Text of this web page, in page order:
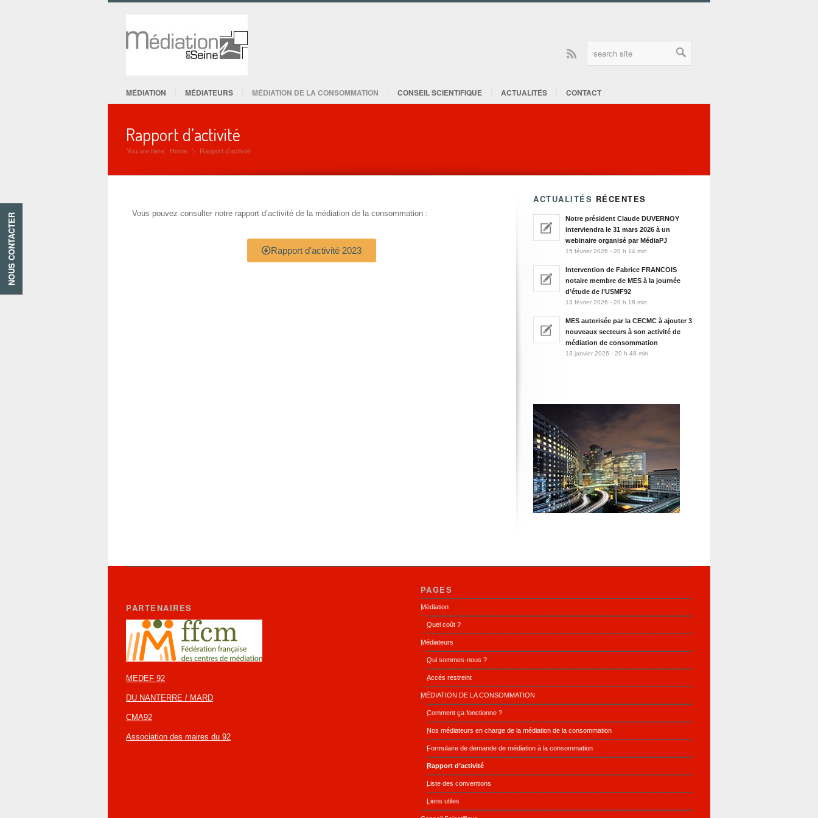
NOUS CONTACTER
MÉDIATION MÉDIATEURS MÉDIATION DE LA CONSOMMATION CONSEIL SCIENTIFIQUE ACTUALITÉS CONTACT
Rss
Rapport d’activité
You are here: Home »
Rapport d’activité
Vous pouvez consulter notre rapport d’activité de la médiation de la consommation :
Rapport d'activité 2023
ACTUALITÉS RÉCENTES
Notre président Claude DUVERNOY
interviendra le 31 mars 2026 à un
webinaire organisé par MédiaPJ
15 février 2026 - 20 h 14 min
Intervention de Fabrice FRANCOIS
notaire membre de MES à la journée
d’étude de l’USMF92
13 février 2026 - 20 h 18 min
MES autorisée par la CECMC à ajouter 3
nouveaux secteurs à son activité de
médiation de consommation
13 janvier 2026 - 20 h 48 min
PARTENAIRES
MEDEF 92
DU NANTERRE / MARD
CMA92
Association des maires du 92
PAGES
Médiation
Quel coût ?
Médiateurs
Qui sommes-nous ?
Accés restreint
MÉDIATION DE LA CONSOMMATION
Comment ça fonctionne ?
Nos médiateurs en charge de la médiation de la consommation
Formulaire de demande de médiation à la consommation
Rapport d’activité
Liste des conventions
Liens utiles